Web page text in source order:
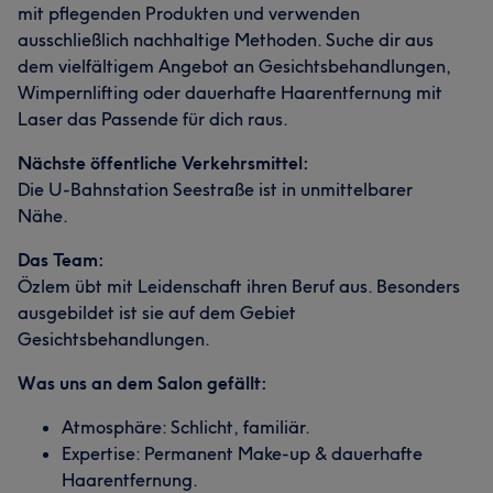
mit pflegenden Produkten und verwenden
ausschließlich nachhaltige Methoden. Suche dir aus
dem vielfältigem Angebot an Gesichtsbehandlungen,
Wimpernlifting oder dauerhafte Haarentfernung mit
Laser das Passende für dich raus.
Nächste öffentliche Verkehrsmittel:
Die U-Bahnstation Seestraße ist in unmittelbarer
Nähe.
Das Team:
Özlem übt mit Leidenschaft ihren Beruf aus. Besonders
ausgebildet ist sie auf dem Gebiet
Gesichtsbehandlungen.
Was uns an dem Salon gefällt:
Atmosphäre: Schlicht, familiär.
Expertise: Permanent Make-up & dauerhafte
Haarentfernung.